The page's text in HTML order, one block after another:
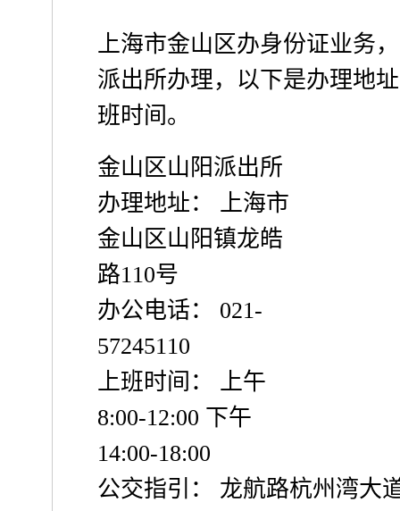
上海市金山区办身份证业务
派出所办理，以下是办理地
班时间。
金山区山阳派出所
办理地址： 上海市
金山区山阳镇龙皓
路110号
办公电话： 021-
57245110
上班时间： 上午
8:00-12:00 下午
14:00-18:00
公交指引： 龙航路杭州湾大